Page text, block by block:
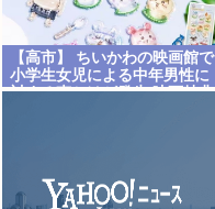
【高市】 ちいかわの映画館で
小学生女児による中年男性に
対する声かけが発生 映画特典